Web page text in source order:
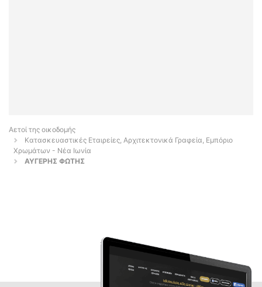
Αετοί της οικοδομής
Κατασκευαστικές Εταιρείες, Αρχιτεκτονικά Γραφεία, Εμπόριο
Χρωμάτων - Νέα Ιωνία
ΑΥΓΕΡΗΣ ΦΩΤΗΣ